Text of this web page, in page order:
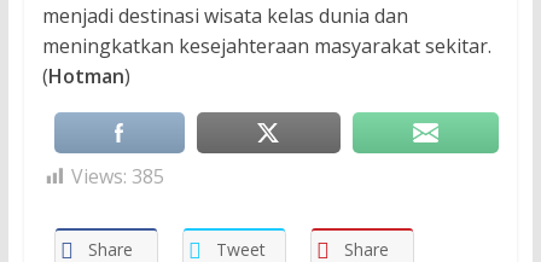
menjadi destinasi wisata kelas dunia dan
meningkatkan kesejahteraan masyarakat sekitar.
(Hotman)
Views: 385
Share Tweet Share